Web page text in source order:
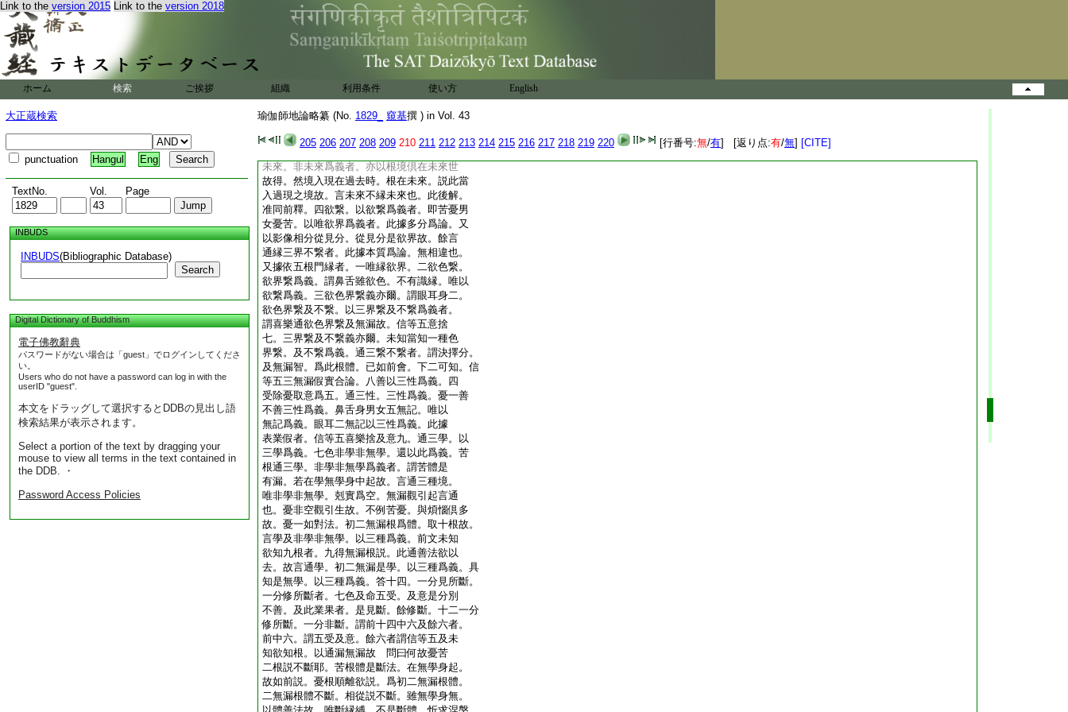
Link to the version 2015 Link to the version 2018
ホーム 検索 ご挨拶 組織 利用条件 使い方 English
大正蔵検索
punctuation Hangul Eng
TextNo. Vol. Page
INBUDS
INBUDS(Bibliographic Database)
Search
Digital Dictionary of Buddhism
電子佛教辭典
パスワードがない場合は「guest」でログインしてくださ
い。
Users who do not have a password can log in with the
userID "guest".
本文をドラッグして選択するとDDBの見出し語
検索結果が表示されます。
Select a portion of the text by dragging your
mouse to view all terms in the text contained in
the DDB. ・
Password Access Policies
瑜伽師地論略纂 (No. 1829_ 窺基撰 ) in Vol. 43
205 206 207 208 209 210 211 212 213 214 215 216 217 218 219 220 [行番号:無/有] [返り点:有/無] [CITE]
入過去。過去亦縁過去。今解者且如無色根。
在現在通縁三世。在過未世義説。各縁三世
境。苦根等八現在中。唯縁現在故假設。流過
去時。勢力羸故。在未來等故。不説縁當世。如
前釋。何故根境同在現在得縁。根住現在境
先入過去耶。述曰現在色塵先入過去。未來
眼入現在。現在眼根入過去已。不能縁過去。
又現在無識之根。與色倶入過去。不能縁過
去境
論云又此一分在未來以過未現在爲義者。
未來。非未來爲義者。亦以根境倶在未來世
故得。然境入現在過去時。根在未來。説此當
入過現之境故。言未來不縁未來也。此後解。
准同前釋。四欲繋。以欲繋爲義者。即苦憂男
女憂苦。以唯欲界爲義者。此據多分爲論。又
以影像相分從見分。從見分是欲界故。餘言
通縁三界不繋者。此據本質爲論。無相違也。
又據依五根門縁者。一唯縁欲界。二欲色繋。
欲界繋爲義。謂鼻舌雖欲色。不有識縁。唯以
欲繋爲義。三欲色界繋義亦爾。謂眼耳身二。
欲色界繋及不繋。以三界繋及不繋爲義者。
謂喜樂通欲色界繋及無漏故。信等五意捨
七。三界繋及不繋義亦爾。未知當知一種色
界繋。及不繋爲義。通三繋不繋者。謂決擇分。
及無漏智。爲此根體。已如前會。下二可知。信
等五三無漏假實合論。八善以三性爲義。四
受除憂取意爲五。通三性。三性爲義。憂一善
不善三性爲義。鼻舌身男女五無記。唯以
無記爲義。眼耳二無記以三性爲義。此據
表業假者。信等五喜樂捨及意九。通三學。以
三學爲義。七色非學非無學。還以此爲義。苦
根通三學。非學非無學爲義者。謂苦體是
有漏。若在學無學身中起故。言通三種境。
唯非學非無學。剋實爲空。無漏觀引起言通
也。憂非空觀引生故。不例苦憂。與煩惱倶多
故。憂一如對法。初二無漏根爲體。取十根故。
言學及非學非無學。以三種爲義。前文未知
欲知九根者。九得無漏根説。此通善法欲以
去。故言通學。初二無漏是學。以三種爲義。具
知是無學。以三種爲義。答十四。一分見所斷。
一分修所斷者。七色及命五受。及意是分別
不善。及此業果者。是見斷。餘修斷。十二一分
修所斷。一分非斷。謂前十四中六及餘六者。
前中六。謂五受及意。餘六者謂信等五及未
知欲知根。以通漏無漏故 問曰何故憂苦
二根説不斷耶。苦根體是斷法。在無學身起。
故如前説。憂根順離欲説。爲初二無漏根體。
二無漏根體不斷。相從説不斷。雖無學身無。